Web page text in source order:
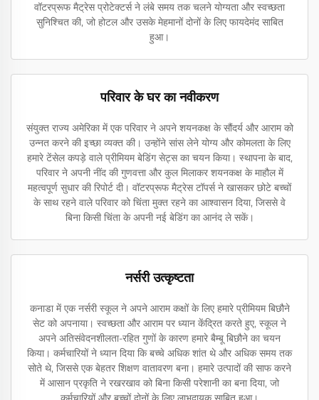
वॉटरप्रूफ मैट्रेस प्रोटेक्टर्स ने लंबे समय तक चलने योग्यता और स्वच्छता
सुनिश्चित की, जो होटल और उसके मेहमानों दोनों के लिए फायदेमंद साबित
हुआ।
परिवार के घर का नवीकरण
संयुक्त राज्य अमेरिका में एक परिवार ने अपने शयनकक्ष के सौंदर्य और आराम को
उन्नत करने की इच्छा व्यक्त की। उन्होंने सांस लेने योग्य और कोमलता के लिए
हमारे टेंसेल कपड़े वाले प्रीमियम बेडिंग सेट्स का चयन किया। स्थापना के बाद,
परिवार ने अपनी नींद की गुणवत्ता और कुल मिलाकर शयनकक्ष के माहौल में
महत्वपूर्ण सुधार की रिपोर्ट दी। वॉटरप्रूफ मैट्रेस टॉपर्स ने खासकर छोटे बच्चों
के साथ रहने वाले परिवार को चिंता मुक्त रहने का आश्वासन दिया, जिससे वे
बिना किसी चिंता के अपनी नई बेडिंग का आनंद ले सकें।
नर्सरी उत्कृष्टता
कनाडा में एक नर्सरी स्कूल ने अपने आराम कक्षों के लिए हमारे प्रीमियम बिछौने
सेट को अपनाया। स्वच्छता और आराम पर ध्यान केंद्रित करते हुए, स्कूल ने
अपने अतिसंवेदनशीलता-रहित गुणों के कारण हमारे बैम्बू बिछौने का चयन
किया। कर्मचारियों ने ध्यान दिया कि बच्चे अधिक शांत थे और अधिक समय तक
सोते थे, जिससे एक बेहतर शिक्षण वातावरण बना। हमारे उत्पादों की साफ करने
में आसान प्रकृति ने रखरखाव को बिना किसी परेशानी का बना दिया, जो